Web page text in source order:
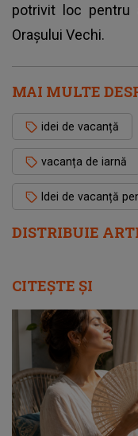
DISTRIBUIE
potrivit loc pentru
Orașului Vechi.
MAI MULTE
idei de vacanță
vacanța de iarnă
Idei de vacanță
CITEȘTE ȘI